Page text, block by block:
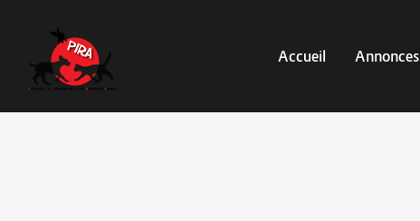
Accueil Annonces